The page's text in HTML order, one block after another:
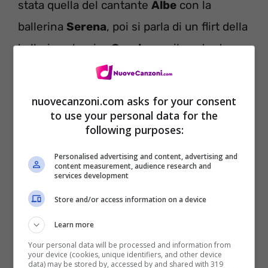
stata quella del cantante Albe con la
ballerina Serena, poi si parla di un flirt della
ballerina classicaCarolacon il cantante
per poi proseguire con i baci tra
Elena .
nuovecanzoni.com asks for your consent
to use your personal data for the
following purposes:
Personalised advertising and content, advertising and
content measurement, audience research and
services development
Store and/or access information on a device
Learn more
Your personal data will be processed and information from
your device (cookies, unique identifiers, and other device
data) may be stored by, accessed by and shared with 319